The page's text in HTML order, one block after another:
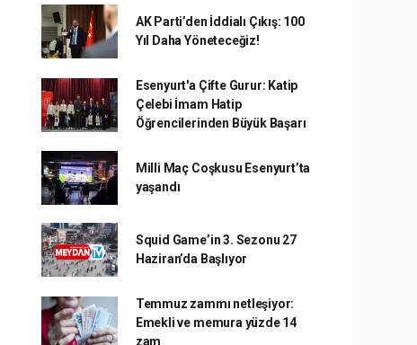
AK Parti’den İddialı Çıkış: 100
Yıl Daha Yöneteceğiz!
Esenyurt'a Çifte Gurur: Katip
Çelebi İmam Hatip
Öğrencilerinden Büyük Başarı
Milli Maç Coşkusu Esenyurt’ta
yaşandı
Squid Game’in 3. Sezonu 27
Haziran’da Başlıyor
Temmuz zammı netleşiyor:
Emekli ve memura yüzde 14
zam